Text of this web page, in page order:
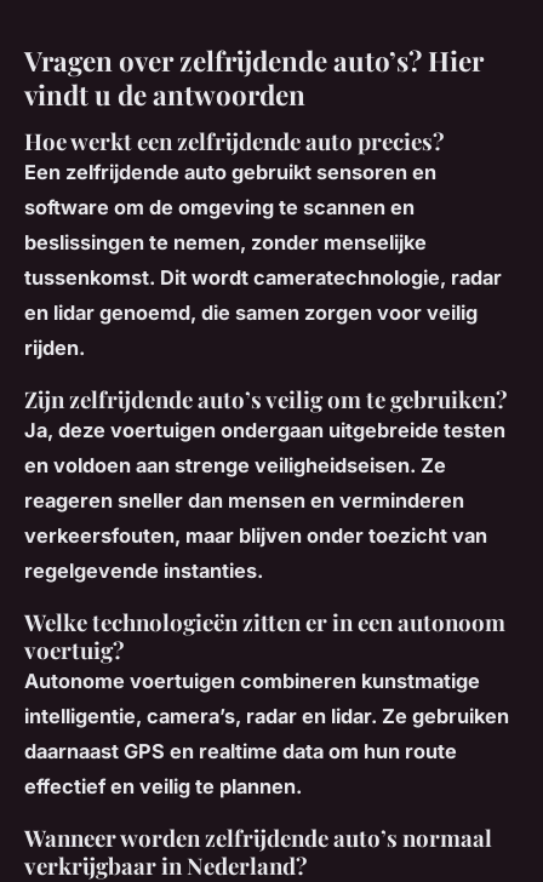
Vragen over zelfrijdende auto’s? Hier
vindt u de antwoorden
Hoe werkt een zelfrijdende auto precies?
Een zelfrijdende auto gebruikt sensoren en
software om de omgeving te scannen en
beslissingen te nemen, zonder menselijke
tussenkomst. Dit wordt cameratechnologie, radar
en lidar genoemd, die samen zorgen voor veilig
rijden.
Zijn zelfrijdende auto’s veilig om te gebruiken?
Ja, deze voertuigen ondergaan uitgebreide testen
en voldoen aan strenge veiligheidseisen. Ze
reageren sneller dan mensen en verminderen
verkeersfouten, maar blijven onder toezicht van
regelgevende instanties.
Welke technologieën zitten er in een autonoom
voertuig?
Autonome voertuigen combineren kunstmatige
intelligentie, camera’s, radar en lidar. Ze gebruiken
daarnaast GPS en realtime data om hun route
effectief en veilig te plannen.
Wanneer worden zelfrijdende auto’s normaal
verkrijgbaar in Nederland?